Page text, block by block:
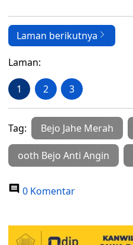
Laman berikutnya
Laman:
1 2 3
Tag: Bejo Jahe Merah
ooth Bejo Anti Angin
0 Komentar